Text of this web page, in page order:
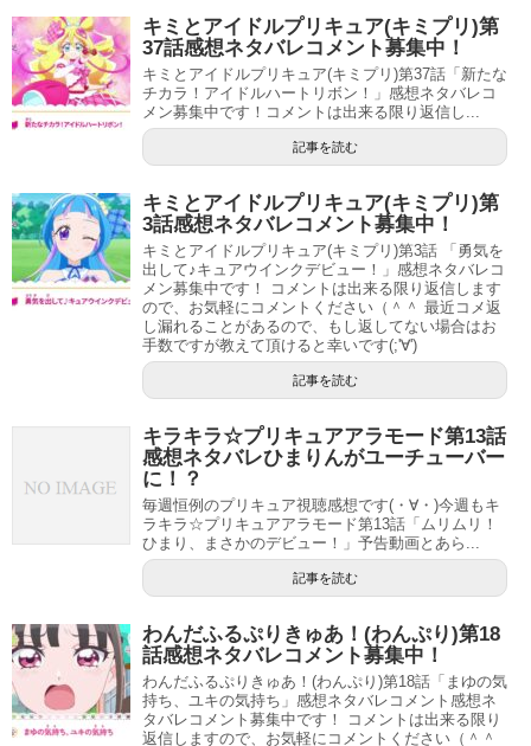
ガパーツで進化！
さらにイケメンになりましたねー
ダルイゼン君もそうですが幹部皆さん、ロープレでクラス
チェンジしたような感じがします笑
スポンサーリンク
何がどうなって医師のギガビョーゲンからこれが(笑)？
#precure #プリキュア pic.twitter.com/HNGpNUyTds
— (ミラクル推し)Pパパ (@miracle__Papa) November
キミとアイドルプリキュア(キミプリ)第
37話感想ネタバレコメント募集中！
キミとアイドルプリキュア(キミプリ)第37話「新たな
チカラ！アイドルハートリボン！」感想ネタバレコ
メン募集中です！コメントは出来る限り返信し...
記事を読む
キミとアイドルプリキュア(キミプリ)第
3話感想ネタバレコメント募集中！
キミとアイドルプリキュア(キミプリ)第3話 「勇気を
出して♪キュアウインクデビュー！」感想ネタバレコ
メン募集中です！ コメントは出来る限り返信します
ので、お気軽にコメントください（＾＾ 最近コメ返
し漏れることがあるので、もし返してない場合はお
手数ですが教えて頂けると幸いです(;'∀')
記事を読む
キラキラ☆プリキュアアラモード第13話
感想ネタバレひまりんがユーチューバー
に！？
毎週恒例のプリキュア視聴感想です(・∀・)今週もキ
ラキラ☆プリキュアアラモード第13話「ムリムリ！
ひまり、まさかのデビュー！」予告動画とあら...
記事を読む
わんだふるぷりきゅあ！(わんぷり)第18
話感想ネタバレコメント募集中！
わんだふるぷりきゅあ！(わんぷり)第18話「まゆの気
持ち、ユキの気持ち」感想ネタバレコメント感想ネ
タバレコメント募集中です！ コメントは出来る限り
返信しますので、お気軽にコメントください（＾＾